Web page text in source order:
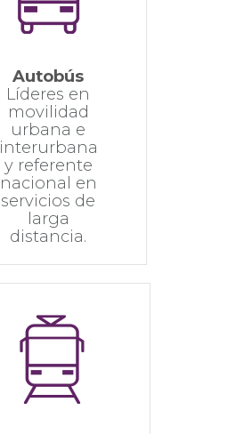
Autobús
Líderes en
movilidad
urbana e
interurbana
y referente
nacional en
servicios de
larga
distancia.